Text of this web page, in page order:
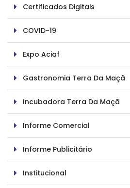
Certificados Digitais
COVID-19
Expo Aciaf
Gastronomia Terra Da Maçã
Incubadora Terra Da Maçã
Informe Comercial
Informe Publicitário
Institucional